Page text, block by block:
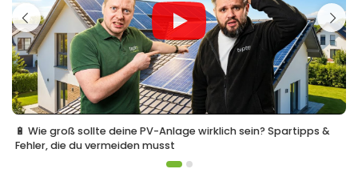
🔋 Wie groß sollte deine PV-Anlage wirklich sein? Spartipps &
Fehler, die du vermeiden musst